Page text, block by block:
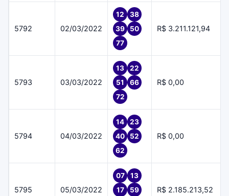
5792 02/03/2022
12
38
39
50
77
R$ 3.211.121,94
5793 03/03/2022
13
22
51
66
72
R$ 0,00
5794 04/03/2022
14
23
40
52
62
R$ 0,00
5795 05/03/2022
07
13
17
59
R$ 2.185.213,52